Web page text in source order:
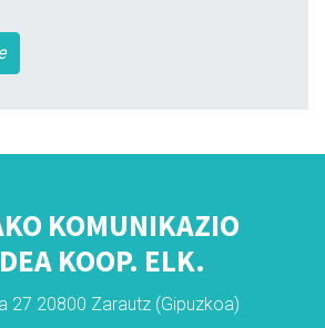
KOMUNIKAZIO
KOOP. ELK.
27 20800 Zarautz (Gipuzkoa)